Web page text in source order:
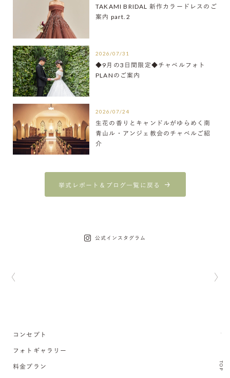
TAKAMI BRIDAL 新作カラードレスのご
案内 part.2
2026/07/31
◆9月の3日間限定◆チャペルフォト
PLANのご案内
2026/07/24
生花の香りとキャンドルがゆらめく南
青山ル・アンジェ教会のチャペルご紹
介
挙式レポート＆ブログ一覧に戻る
公式インスタグラム
TOP
コンセプト
フォトギャラリー
料金プラン